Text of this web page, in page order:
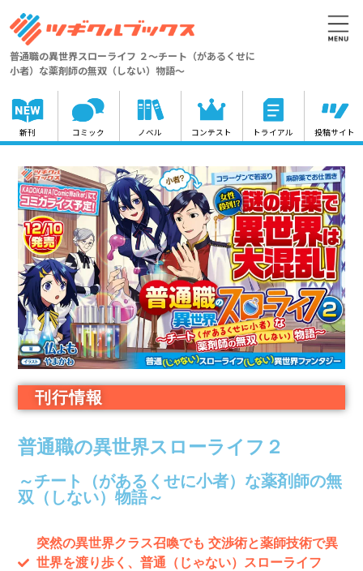
普通職の異世界スローライフ ２～チート（があるくせに
小者）な薬剤師の無双（しない）物語～
新刊 コミック ノベル コンテスト トライアル 投稿サイト
刊行情報
普通職の異世界スローライフ２
～チート（があるくせに小者）な薬剤師の無
双（しない）物語～
突然の異世界クラス召喚でも 交渉術と薬師技術で異
世界を渡り歩く、普通（じゃない）スローライフ